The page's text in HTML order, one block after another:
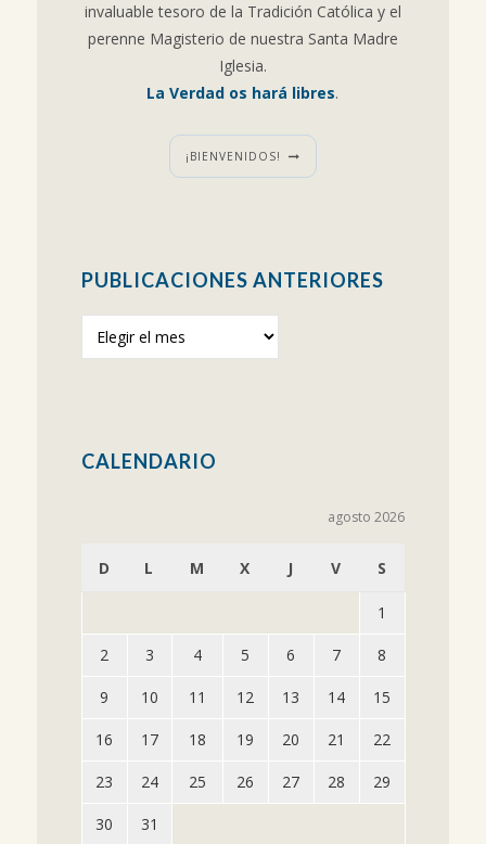
invaluable tesoro de la Tradición Católica y el
perenne Magisterio de nuestra Santa Madre
Iglesia.
La Verdad os hará libres.
¡BIENVENIDOS!
PUBLICACIONES ANTERIORES
anteriores
CALENDARIO
agosto 2026
D L M X J V S
1
2 3 4 5 6 7 8
9 10 11 12 13 14 15
16 17 18 19 20 21 22
23 24 25 26 27 28 29
30 31